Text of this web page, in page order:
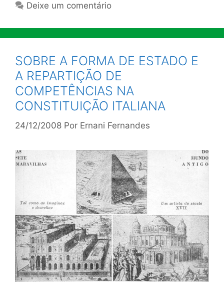
Deixe um comentário
SOBRE A FORMA DE ESTADO E
A REPARTIÇÃO DE
COMPETÊNCIAS NA
CONSTITUIÇÃO ITALIANA
24/12/2008 Por Ernani Fernandes